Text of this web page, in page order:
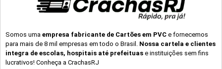
Somos uma empresa fabricante de Cartões em PVC e fornecemos
para mais de 8 mil empresas em todo o Brasil. Nossa cartela e clientes
integra de escolas, hospitais até prefeituas e instituições sem fins
lucrativos! Conheça a CrachasRJ